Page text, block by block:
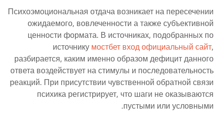
Психоэмоциональная отдача возникает на пересечении
ожидаемого, вовлеченности а также субъективной
ценности формата. В источниках, подобранных по
источникумостбет вход официальный сайт,
разбирается, каким именно образом дефицит данного
ответа воздействует на стимулы и последовательность
реакций. При присутствии чувственной обратной связи
психика регистрирует, что шаги не оказываются
пустыми или условными.